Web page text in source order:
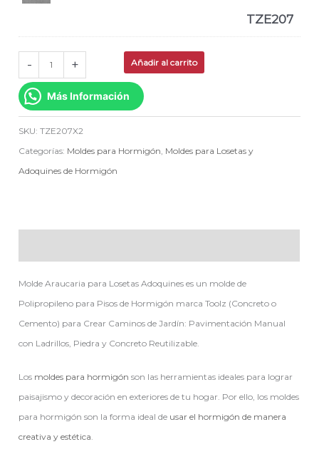
TZE207
- + Añadir al carrito
Más Información
SKU:TZE207X2
Categorías: Moldes para Hormigón Moldes para Losetas y
Adoquines de Hormigón
Molde Araucaria para Losetas Adoquines es un molde de
Polipropileno para Pisos de Hormigón marca Toolz (Concreto o
Cemento) para Crear Caminos de Jardín: Pavimentación Manual
con Ladrillos, Piedra y Concreto Reutilizable.
Los moldes para hormigón son las herramientas ideales para lograr
paisajismo y decoración en exteriores de tu hogar. Por ello, los moldes
para hormigón son la forma ideal de usar el hormigón de manera
creativa y estética